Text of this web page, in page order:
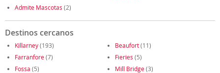
Admite Mascotas (2)
Destinos cercanos
Killarney(193) Beaufort(11)
Farranfore(7) Fieries (5)
Fossa (5) Mill Bridge(3)